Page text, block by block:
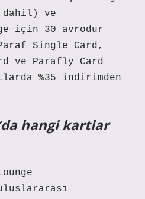
dahil) ve
için 30 avrodur
Single Card,
ve Parafly Card
%35 indirimden
hangi kartlar